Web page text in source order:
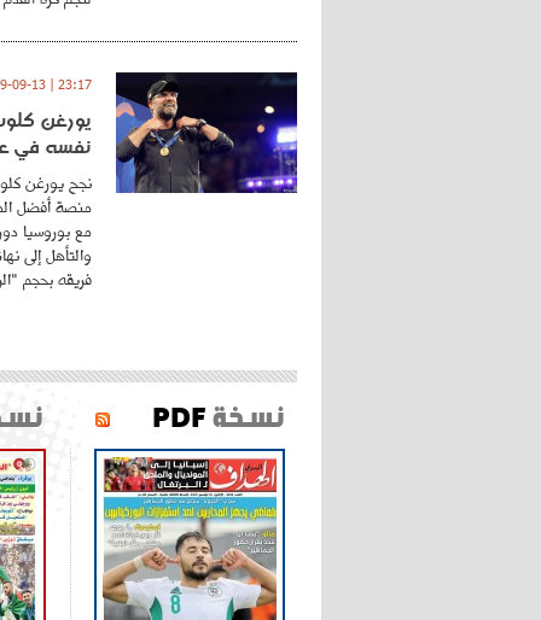
23:17 | 2019-09-13
يورغن
نفسه في
نجح يورغن
منصة أفضل
مع بوروسيا
والتأهل إلى
فريقه بحجم
نسخةPDF